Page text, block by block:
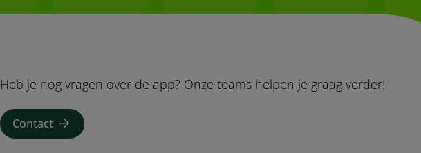
Heb je nog vragen over de app? Onze teams helpen je graag verder!
Contact